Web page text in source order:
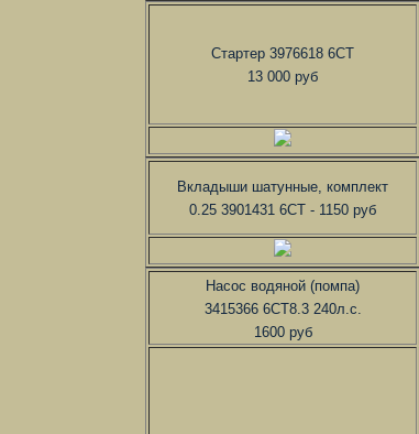
Стартер 3976618 6CT
13 000 руб
Вкладыши шатунные, комплект
0.25 3901431 6CT - 1150 руб
Насос водяной (помпа)
3415366 6CT8.3 240л.с.
1600 руб